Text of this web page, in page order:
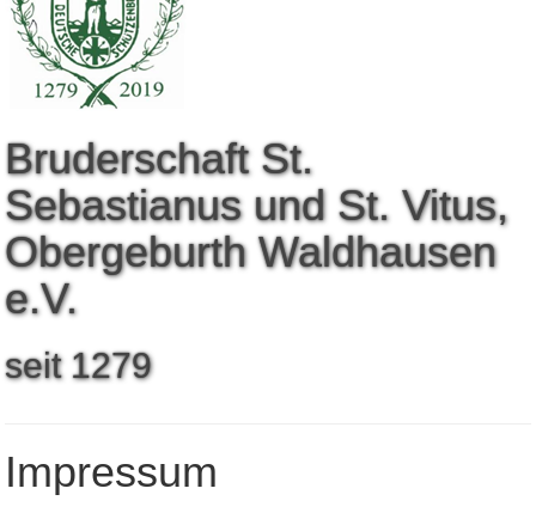
Bruderschaft St.
Sebastianus und St. Vitus,
Obergeburth Waldhausen
e.V.
seit 1279
Impressum